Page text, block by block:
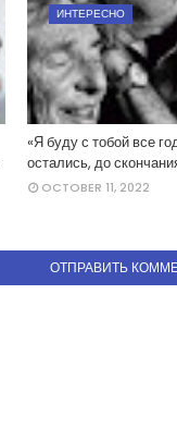
ИНТЕРЕСНО
«Я буду с тобой все
остались, до
OCTOBER 11, 2022
ОТПРАВИТЬ